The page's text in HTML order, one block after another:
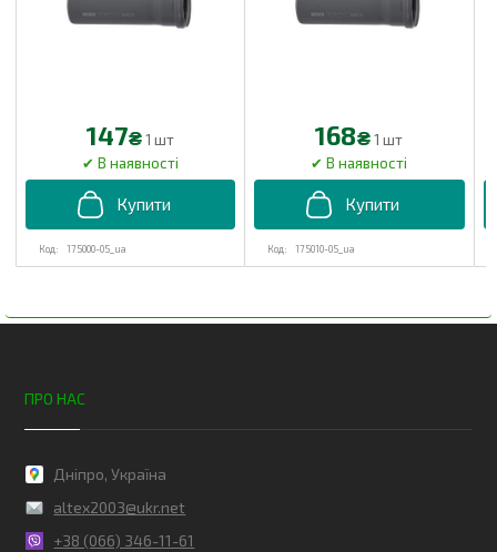
175000-05_ua
147₴1 шт
175010-05_ua
168₴ 1 шт
ПРО НАС
Дніпро, Україна
altex2003@ukr.net
+38 (066) 346-11-61